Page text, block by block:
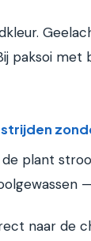
paksoi
plant
naar de